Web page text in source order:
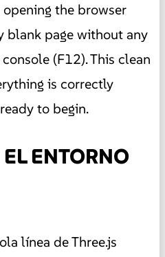
the browser
blank page without any
(F12). This clean
is correctly
to begin.
ENTORNO
línea de Three.js